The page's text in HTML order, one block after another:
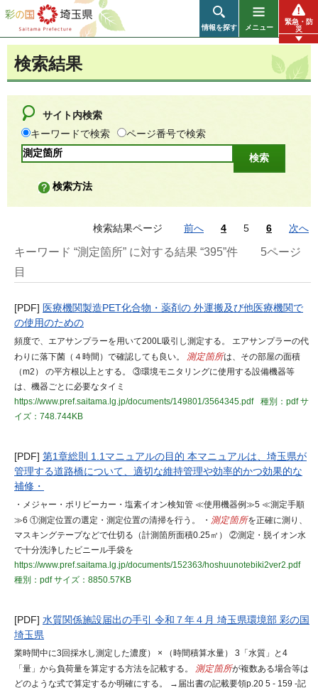
彩の国 埼玉県
情報を探す メニュー
緊急・防
災
検索結果
サイト内検索
キーワードで検索
ページ番号で検索
検索方法
検索結果ページ 前へ 4 5 6 次へ
キーワード “測定箇所” に対する結果 “395”件
5ページ
目
[PDF] 医療機関製造PET化合物・薬剤の 外運搬及び他医療機関で
の使用のための
頻度で、エアサンプラーを用いて200L吸引し測定する。 エアサンプラーの代
わりに落下菌（４時間）で確認しても良い。 測定箇所は、その部屋の面積
（m2） の平方根以上とする。 ③環境モニタリングに使用する設備機器等
は、機器ごとに必要なタイミ
https://www.pref.saitama.lg.jp/documents/149801/3564345.pdf
種別：pdfサ
イズ：748.744KB
[PDF] 第1章総則 1.1マニュアルの目的 本マニュアルは、埼玉県が
管理する道路橋について、適切な維持管理や効率的かつ効果的な
補修・
・メジャー・ポリビーカー・塩素イオン検知管 ≪使用機器例≫5 ≪測定手順
≫6 ①測定位置の選定・測定位置の清掃を行う。 ・ 測定箇所を正確に測り、
マスキングテープなどで仕切る（計測箇所面積0.25㎡） ②測定・脱イオン水
で十分洗浄したビニール手袋を
https://www.pref.saitama.lg.jp/documents/152363/hoshuunotebiki2ver2.pdf
種別：pdfサイズ：8850.57KB
[PDF] 水質関係施設届出の手引 令和７年４月 埼玉県環境部 彩の国
埼玉県
業時間中に3回採水し測定した濃度） × （時間積算水量） 3「水質」と4
「量」から負荷量を算定する方法を記載する。 測定箇所が複数ある場合等は
どのような式で算定するか明確にする。 →届出書の記載要領p.20 5 - 159 -記